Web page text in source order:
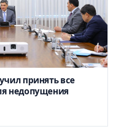
принять все
недопущения